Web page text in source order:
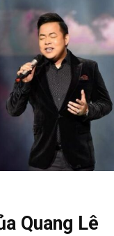
Quang Lê